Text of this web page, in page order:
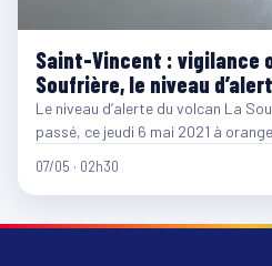
Saint-Vincent : vigilance
Soufrière, le niveau
Le niveau d’alerte du volcan La
passé, ce jeudi 6 mai 2021 à
07/05 · 02h30